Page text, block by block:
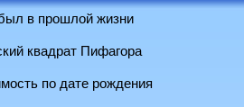
в прошлой жизни
квадрат Пифагора
по дате рождения